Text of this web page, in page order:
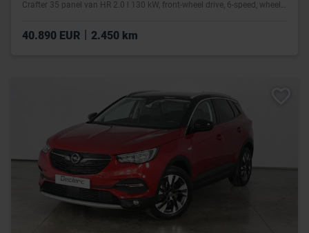
40.890 EUR | 2.450 km